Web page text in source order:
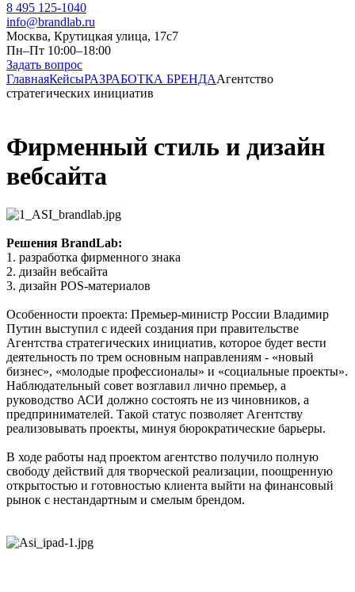
8 495 125-1040
info@brandlab.ru
Москва, Крутицкая улица, 17с7
Пн–Пт 10:00–18:00
Задать вопрос
ГлавнаяКейсыРАЗРАБОТКА БРЕНДААгентство
стратегических инициатив
Фирменный стиль и дизайн
вебсайта
Решения BrandLab:
1. разработка фирменного знака
2. дизайн вебсайта
3. дизайн POS-материалов
Особенности проекта: Премьер-министр России Владимир
Путин выступил с идеей создания при правительстве
Агентства стратегических инициатив, которое будет вести
деятельность по трем основным направлениям - «новый
бизнес», «молодые профессионалы» и «социальные проекты».
Наблюдательный совет возглавил лично премьер, а
руководство АСИ должно состоять не из чиновников, а
предпринимателей. Такой статус позволяет Агентству
реализовывать проекты, минуя бюрократические барьеры.
В ходе работы над проектом агентство получило полную
свободу действий для творческой реализации, поощренную
открытостью и готовностью клиента выйти на финансовый
рынок с нестандартным и смелым брендом.